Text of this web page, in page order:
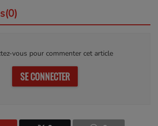
vous pour commenter cet article
SE CONNECTER